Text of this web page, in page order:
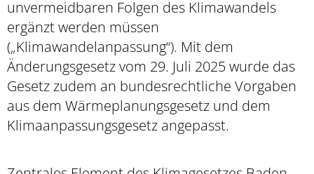
unvermeidbaren Folgen des Klimawandels
ergänzt werden müssen
(„Klimawandelanpassung“). Mit dem
Änderungsgesetz vom 29. Juli 2025 wurde das
Gesetz zudem an bundesrechtliche Vorgaben
aus dem Wärmeplanungsgesetz und dem
Klimaanpassungsgesetz angepasst.